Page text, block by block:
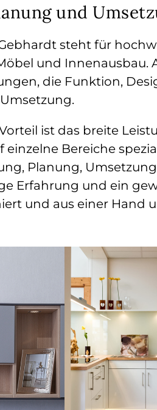
und
steht für
und
die Funktion,
ist das breite
einzelne Bereiche
Planung,
Erfahrung und ein
und aus einer Hand